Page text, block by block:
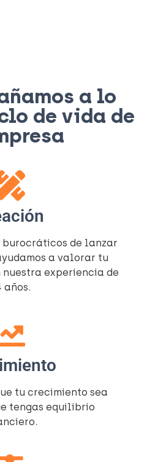
a lo
de vida de
burocráticos de lanzar
a valorar tu
experiencia de
años.
tu crecimiento sea
tengas equilibrio